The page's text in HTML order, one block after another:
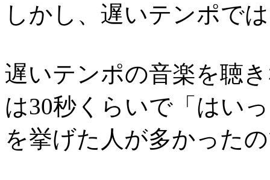
しかし、遅いテンポで
遅いテンポの音楽を聴
は30秒くらいで「はい
を挙げた人が多かった